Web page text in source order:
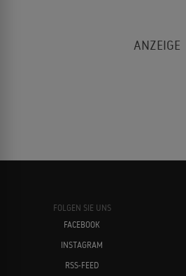
FOLGEN SIE UNS
FACEBOOK
INSTAGRAM
RSS-FEED